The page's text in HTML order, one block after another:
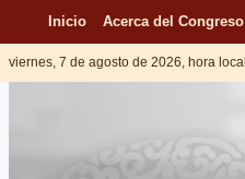
Inicio Acerca del Congreso
viernes, 7 de agosto de 2026, hora